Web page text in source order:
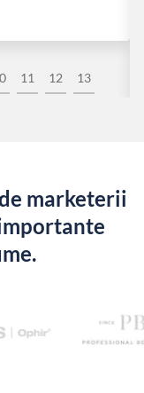
11 12 13
marketerii